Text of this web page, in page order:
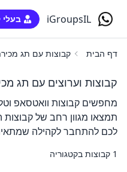
iGroupsIL בעלי
דף הבית קבוצות עם תג
קבוצות וערוצים עם תג
מחפשים קבוצות וואטסאפ
תמצאו מגוון רחב של קבוצות
לכם להתחבר לקהילה
1 קבוצות בקטגוריה